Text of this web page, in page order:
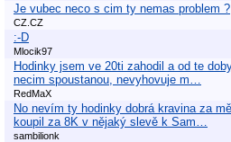
Je vubec neco s cim ty nemas problem ?
CZ.CZ
:-D
Mlocik97
Hodinky jsem ve 20ti zahodil a od te
necim spoustanou, nevyhovuje m…
RedMaX
No nevím ty hodinky dobrá kravina za
koupil za 8K v nějaký slevě k Sam…
sambilionk